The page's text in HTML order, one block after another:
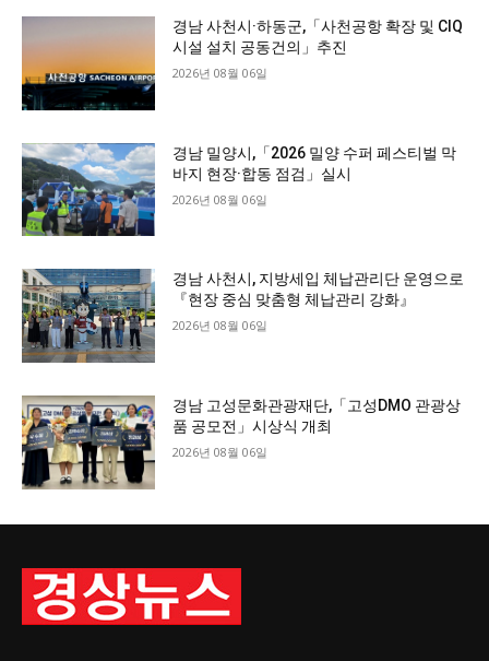
경남 사천시·하동군,「사천공항 확장 및 CIQ
시설 설치 공동건의」추진
2026년 08월 06일
경남 밀양시,「2026 밀양 수퍼 페스티벌 막
바지 현장·합동 점검」실시
2026년 08월 06일
경남 사천시, 지방세입 체납관리단 운영으로
『현장 중심 맞춤형 체납관리 강화』
2026년 08월 06일
경남 고성문화관광재단,「고성DMO 관광상
품 공모전」시상식 개최
2026년 08월 06일